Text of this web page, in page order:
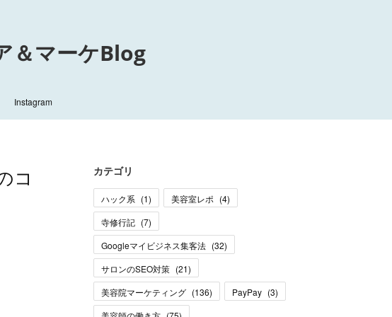
＆マーケBlog
Instagram
コ
カテゴリ
ハック系 (1) 美容室レポ (4)
寺修行記 (7)
Googleマイビジネス集客法 (32)
サロンのSEO対策 (21)
美容院マーケティング (136) PayPay (3)